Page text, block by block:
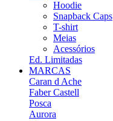
Hoodie
Snapback Caps
T-shirt
Meias
Acessórios
Ed. Limitadas
MARCAS
Caran d Ache
Faber Castell
Posca
Aurora